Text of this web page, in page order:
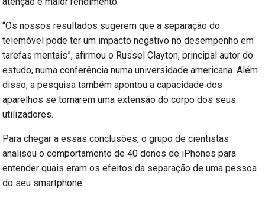
“Os nossos resultados sugerem que a separação do
telemóvel pode ter um impacto negativo no desempenho em
tarefas mentais”, afirmou o Russel Clayton, principal autor do
estudo, numa conferência numa universidade americana. Além
disso, a pesquisa também apontou a capacidade dos
aparelhos se tornarem uma extensão do corpo dos seus
utilizadores.
Para chegar a essas conclusões, o grupo de cientistas
analisou o comportamento de 40 donos de iPhones para
entender quais eram os efeitos da separação de uma pessoa
do seu smartphone.